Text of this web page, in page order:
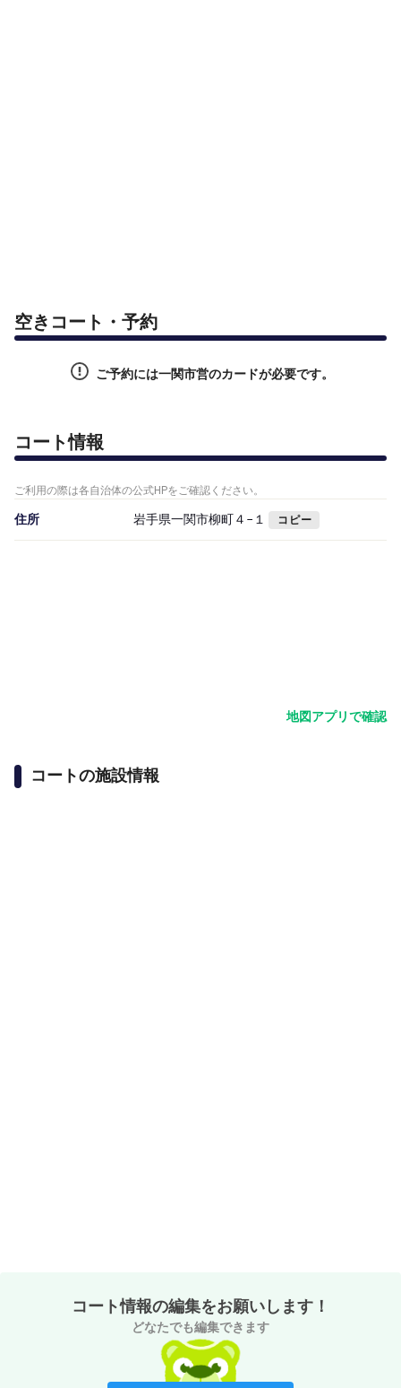
空きコート・予約
ご予約には一関市営のカードが必要です。
コート情報
ご利用の際は各自治体の公式HPをご確認ください。
住所 岩手県一関市柳町４−１ コピー
地図アプリで確認
コートの施設情報
コート情報の編集をお願いします！
どなたでも編集できます